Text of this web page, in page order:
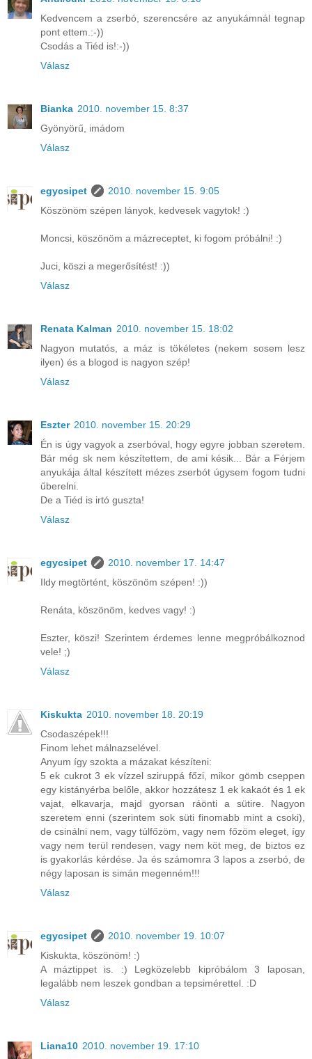
Kedvencem a zserbó, szerencsére az anyukámnál tegnap
pont ettem.:-))
Csodás a Tiéd is!:-))
Válasz
Bianka 2010. november 15. 8:37
Gyönyörű, imádom
Válasz
egycsipet
2010. november 15. 9:05
Köszönöm szépen lányok, kedvesek vagytok! :)
Moncsi, köszönöm a mázreceptet, ki fogom próbálni! :)
Juci, köszi a megerősítést! :))
Válasz
Renata Kalman 2010. november 15. 18:02
Nagyon mutatós, a máz is tökéletes (nekem sosem lesz
ilyen) és a blogod is nagyon szép!
Válasz
Eszter 2010. november 15. 20:29
Én is úgy vagyok a zserbóval, hogy egyre jobban szeretem.
Bár még sk nem készítettem, de ami késik... Bár a Férjem
anyukája által készített mézes zserbót úgysem fogom tudni
űberelni.
De a Tiéd is irtó guszta!
Válasz
egycsipet
2010. november 17. 14:47
Ildy megtörtént, köszönöm szépen! :))
Renáta, köszönöm, kedves vagy! :)
Eszter, köszi! Szerintem érdemes lenne megpróbálkoznod
vele! ;)
Válasz
Kiskukta 2010. november 18. 20:19
Csodaszépek!!!
Finom lehet málnazselével.
Anyum így szokta a mázakat készíteni:
5 ek cukrot 3 ek vízzel sziruppá főzi, mikor gömb cseppen
egy kistányérba belőle, akkor hozzátesz 1 ek kakaót és 1 ek
vajat, elkavarja, majd gyorsan ráönti a sütire. Nagyon
szeretem enni (szerintem sok süti finomabb mint a csoki),
de csinálni nem, vagy túlfőzöm, vagy nem főzöm eleget, így
vagy nem terül rendesen, vagy nem köt meg, de biztos ez
is gyakorlás kérdése. Ja és számomra 3 lapos a zserbó, de
négy laposan is simán megenném!!!
Válasz
egycsipet
2010. november 19. 10:07
Kiskukta, köszönöm! :)
A máztippet is. :) Legközelebb kipróbálom 3 laposan,
legalább nem leszek gondban a tepsimérettel. :D
Válasz
Liana10 2010. november 19. 17:10